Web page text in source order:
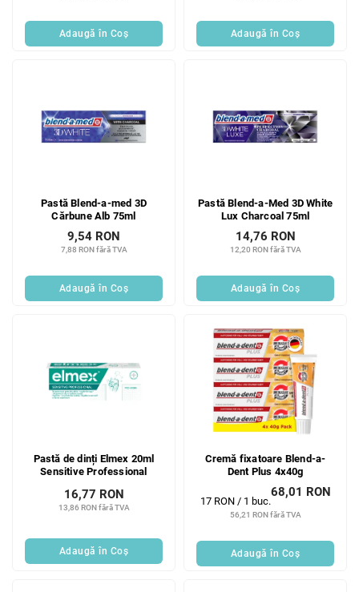
Adaugă în Coş Adaugă în Coş
Pastă Blend-a-med 3D
Cărbune Alb 75ml
7,88 RON fără TVA
9,54 RON
Adaugă în Coş
Pastă Blend-a-Med 3D White
Lux Charcoal 75ml
12,20 RON fără TVA
14,76 RON
Adaugă în Coş
Pastă de dinți Elmex 20ml
Sensitive Professional
13,86 RON fără TVA
16,77 RON
Adaugă în Coş
Cremă fixatoare Blend-a-
Dent Plus 4x40g
56,21 RON fără TVA
68,01 RON
Evaluare
17 RON / 1 buc.
Adaugă în Coş